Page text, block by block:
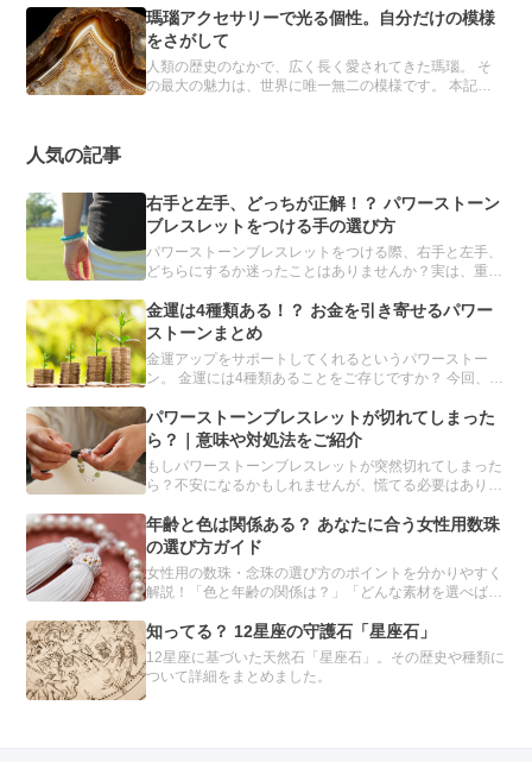
の力をもつと信じられ、パワーストーンブレスレットに
は欠かせない存在です。
瑪瑙アクセサリーで光る個性。自分だけの模様
をさがして
人類の歴史のなかで、広く長く愛されてきた瑪瑙。 そ
の最大の魅力は、世界に唯一無二の模様です。 本記事
人気の記事
右手と左手、どっちが正解！？ パワーストーン
ブレスレットをつける手の選び方
パワーストーンブレスレットをつける際、右手と左手、
どちらにするか迷ったことはありませんか？実は、重要
手、それぞれに適したパワーストーンを解説します。
金運は4種類ある！？ お金を引き寄せるパワー
ストーンまとめ
金運アップをサポートしてくれるというパワーストー
ン。 金運には4種類あることをご存じですか？ 今回、誰
を、目的別にまとめました。「金運を上げたい」と願う
人は必読です。
パワーストーンブレスレットが切れてしまった
ら？｜意味や対処法をご紹介
もしパワーストーンブレスレットが突然切れてしまった
ら？不安になるかもしれませんが、慌てる必要はありま
や、切れたときの対処方法について、分かりやすくご紹
介します。
年齢と色は関係ある？ あなたに合う女性用数珠
の選び方ガイド
女性用の数珠・念珠の選び方のポイントを分かりやすく
解説！「色と年齢の関係は？」「どんな素材を選べばい
ったりの数珠を見つけるお手伝いをします。自分だけの
数珠をオーダーメイドできるサービスも。
知ってる？ 12星座の守護石「星座石」
12星座に基づいた天然石「星座石」。その歴史や種類に
ついて詳細をまとめました。